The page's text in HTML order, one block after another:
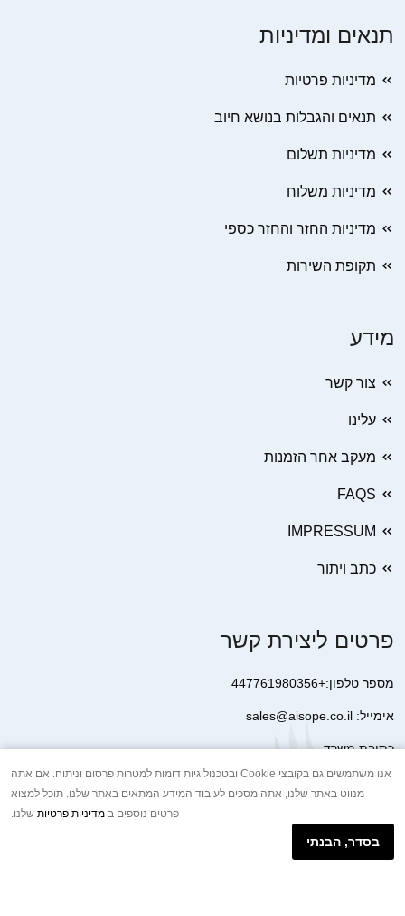
תנאים ומדיניות
מדיניות פרטיות
תנאים והגבלות בנושא חיוב
מדיניות תשלום
מדיניות משלוח
מדיניות החזר והחזר כספי
תקופת השירות
מידע
צור קשר
עלינו
מעקב אחר הזמנות
FAQS
IMPRESSUM
כתב ויתור
פרטים ליצירת קשר
מספר טלפון:+447761980356
אימייל: sales@aisope.co.il
כתובת משרד:
41 Devonshire Street Ground Floor Office 1 London W1G 7AJ
United Kingdom
+44 7410 2065017
הודעת וואטסאפ באינטרנט
אנו משתמשים גם בקובצי Cookie ובטכנולוגיות דומות למטרות פרסום וניתוח. אם אתה
מנווט באתר שלנו, אתה מסכים לעיבוד המידע המתאים באתר שלנו. תוכל למצוא
פרטים נוספים ב מדיניות פרטיות שלנו.
בסדר, הבנתי